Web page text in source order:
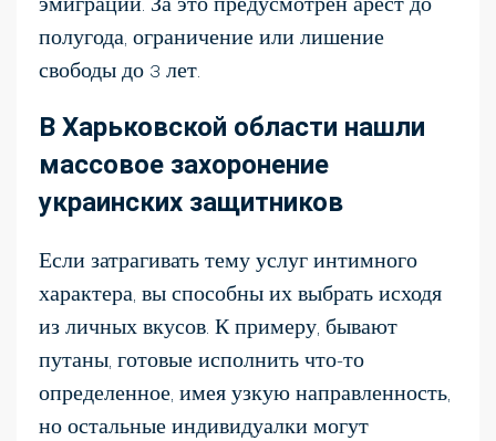
полугода, ограничение или лишение
свободы до 3 лет.
В Харьковской области нашли
массовое захоронение
украинских защитников
Если затрагивать тему услуг интимного
характера, вы способны их выбрать исходя
из личных вкусов. К примеру, бывают
путаны, готовые исполнить что-то
определенное, имея узкую направленность,
но остальные индивидуалки могут